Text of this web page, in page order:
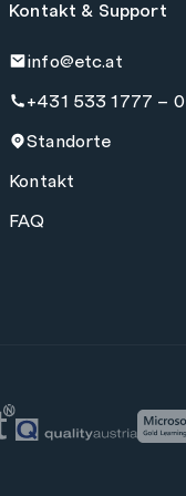
Kontakt & Support
info@etc.at
+431 533 1777 – 0
Standorte
Kontakt
FAQ